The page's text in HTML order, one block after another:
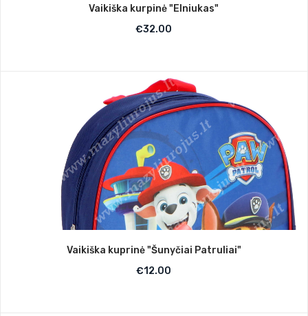
Vaikiška kurpinė "Elniukas"
€32.00
Vaikiška kuprinė "Šunyčiai Patruliai"
€12.00